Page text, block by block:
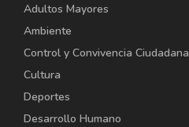
Adultos Mayores
Ambiente
Control y Convivencia Ciudadana
Cultura
Deportes
Desarrollo Humano